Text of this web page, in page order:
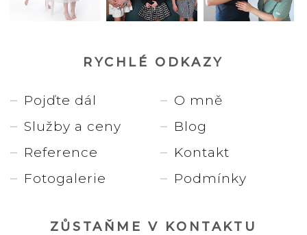
RYCHLÉ ODKAZY
Pojďte dál
Služby a ceny
Reference
Fotogalerie
O mně
Blog
Kontakt
Podmínky
ZŮSTAŇME V KONTAKTU